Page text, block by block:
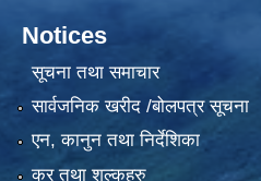
Notices
सूचना तथा समाचार
सार्वजनिक खरीद /बोलपत्र सूचना
एन, कानुन तथा निर्देशिका
कर तथा शुल्कहरु